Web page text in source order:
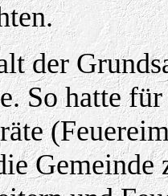
der
So hatte
Gemeinde